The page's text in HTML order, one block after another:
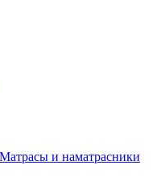
Матрасы и наматрасники